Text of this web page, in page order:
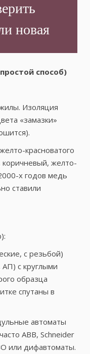
новая
способ)
Изоляция
«замазки»
красноватого
коричневый, желто-
х годов медь
ставили
с резьбой)
с круглыми
образца
спутаны в
автоматы
ABB, Schneider
или дифавтоматы.